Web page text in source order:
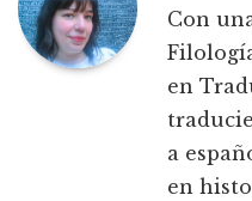
Con
en
a
en